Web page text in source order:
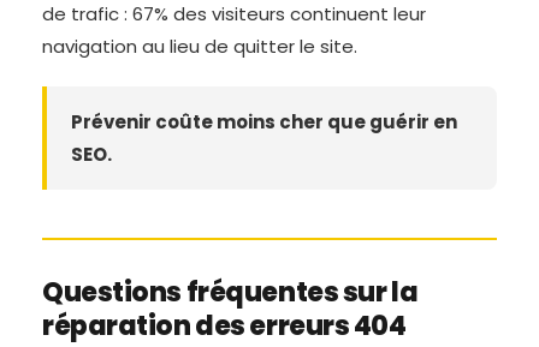
de trafic : 67% des visiteurs continuent leur
navigation au lieu de quitter le site.
Prévenir coûte moins cher que guérir en
SEO.
Questions fréquentes sur la
réparation des erreurs 404